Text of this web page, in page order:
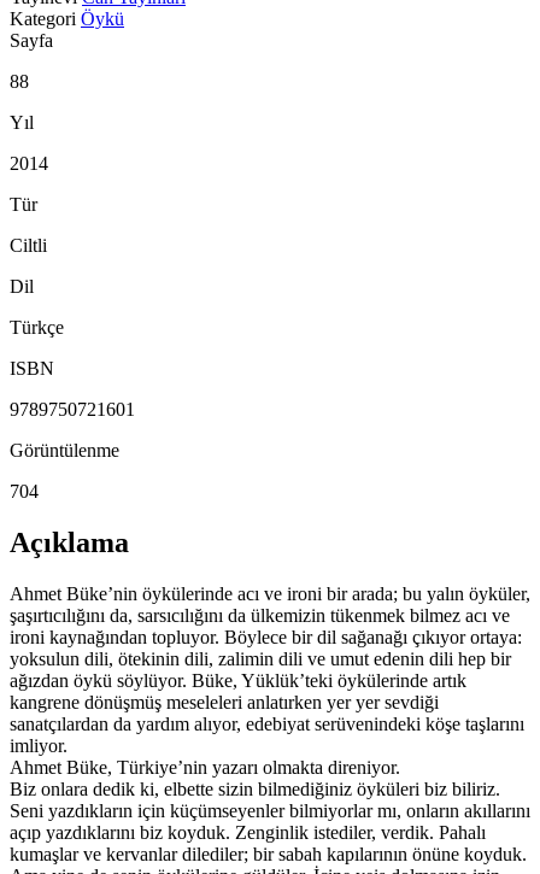
Kategori Öykü
Sayfa
88
Yıl
2014
Tür
Ciltli
Dil
Türkçe
ISBN
9789750721601
Görüntülenme
704
Açıklama
Ahmet Büke’nin öykülerinde acı ve ironi bir arada; bu yalın öyküler,
şaşırtıcılığını da, sarsıcılığını da ülkemizin tükenmek bilmez acı ve
ironi kaynağından topluyor. Böylece bir dil sağanağı çıkıyor ortaya:
yoksulun dili, ötekinin dili, zalimin dili ve umut edenin dili hep bir
ağızdan öykü söylüyor. Büke, Yüklük’teki öykülerinde artık
kangrene dönüşmüş meseleleri anlatırken yer yer sevdiği
sanatçılardan da yardım alıyor, edebiyat serüvenindeki köşe taşlarını
imliyor.
Ahmet Büke, Türkiye’nin yazarı olmakta direniyor.
Biz onlara dedik ki, elbette sizin bilmediğiniz öyküleri biz biliriz.
Seni yazdıkların için küçümseyenler bilmiyorlar mı, onların akıllarını
açıp yazdıklarını biz koyduk. Zenginlik istediler, verdik. Pahalı
kumaşlar ve kervanlar dilediler; bir sabah kapılarının önüne koyduk.